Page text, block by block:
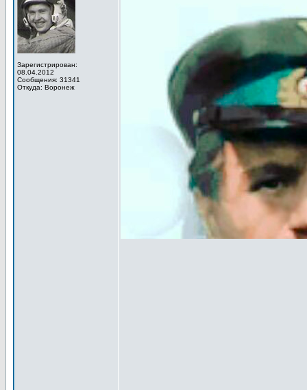
Зарегистрирован:
08.04.2012
Сообщения: 31341
Откуда: Воронеж